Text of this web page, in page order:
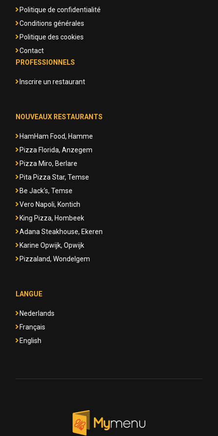
Politique de confidentialité
Conditions générales
Politique des cookies
Contact
PROFESSIONNELS
Inscrire un restaurant
NOUVEAUX RESTAURANTS
HamHam Food, Hamme
Pizza Florida, Anzegem
Pizza Miro, Berlare
Pita Pizza Star, Temse
Be Jack's, Temse
Vero Napoli, Kontich
King Pizza, Hombeek
Adana Steakhouse, Ekeren
Karine Opwijk, Opwijk
Pizzaland, Wondelgem
LANGUE
Nederlands
Français
English